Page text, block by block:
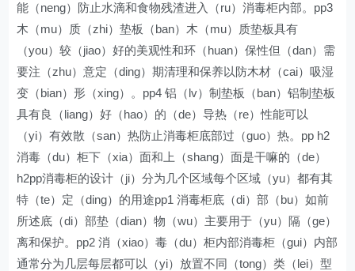
能（neng）防止水滴和食物残渣进入（ru）消毒柜内部。pp3
木（mu）质（zhi）垫板（ban）木（mu）质垫板具有
（you）较（jiao）好的美观性和环（huan）保性但（dan）需
要注（zhu）意定（ding）期清理和保养以防木材（cai）吸湿
变（bian）形（xing）。pp4 铝（lv）制垫板（ban）铝制垫板
具有良（liang）好（hao）的（de）导热（re）性能可以
（yi）有效散（san）热防止消毒柜底部过（guo）热。pp h2
消毒（du）柜下（xia）面和上（shang）面是干嘛的（de）
h2pp消毒柜的设计（ji）分为几个区域每个区域（yu）都有其
特（te）定（ding）的用途pp1 消毒柜底（di）部（bu）如前
所述底（di）部垫（dian）物（wu）主要用于（yu）隔（ge）
离和保护。pp2 消（xiao）毒（du）柜内部消毒柜（gui）内部
通常分为几层每层都可以（yi）放置不同（tong）类（lei）型